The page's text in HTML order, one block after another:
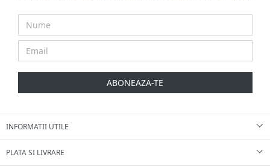
ABONEAZA-TE
INFORMATII UTILE
PLATA SI LIVRARE